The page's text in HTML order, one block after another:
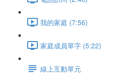
我的家庭 (7:56)
家庭成員單字 (5:22)
線上互動單元